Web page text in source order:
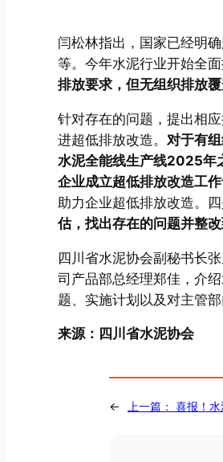
闫松林指出，国家已经明
等。今年水泥行业开始全面
排放要求，但无组织排放
针对存在的问题，提出相
进超低排放改造。 对于有
水泥全能线生产线2025年
企业成立超低排放改造工
助力企业超低排放改造。
估，找出存在的问题并整改
四川省水泥协会副秘书长
司产品部总经理郑佳，介
题、实施计划以及对主管
来源：四川省水泥协会
← 上一篇： 喜报！水